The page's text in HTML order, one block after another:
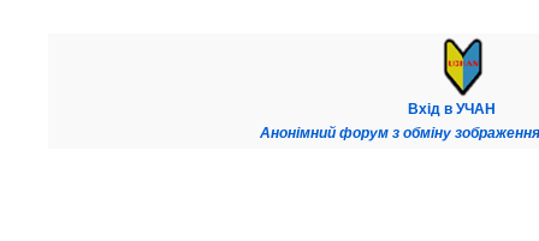
Вхід в УЧАН
Анонімний форум з обміну